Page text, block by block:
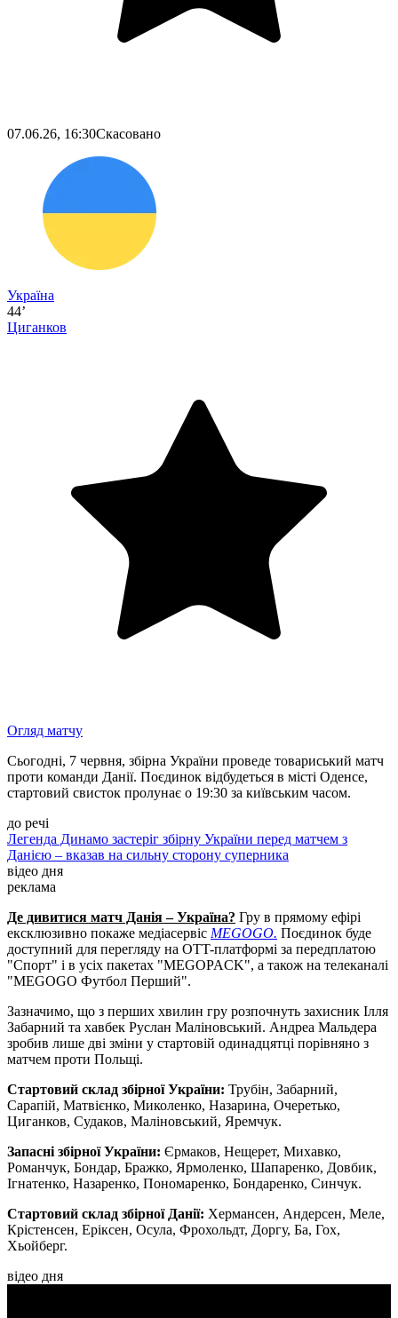
07.06.26, 16:30Скасовано
Україна
44’
Циганков
Огляд матчу
Сьогодні, 7 червня, збірна України проведе товариський матч
проти команди Данії. Поєдинок відбудеться в місті Оденсе,
стартовий свисток пролунає о 19:30 за київським часом.
до речі
Легенда Динамо застеріг збірну України перед матчем з
Данією – вказав на сильну сторону суперника
відео дня
реклама
Де дивитися матч Данія – Україна? Гру в прямому ефірі
ексклюзивно покаже медіасервіс MEGOGO. Поєдинок буде
доступний для перегляду на OTT-платформі за передплатою
"Спорт" і в усіх пакетах "MEGOPACK", а також на телеканалі
"MEGOGO Футбол Перший".
Зазначимо, що з перших хвилин гру розпочнуть захисник Ілля
Забарний та хавбек Руслан Маліновський. Андреа Мальдера
зробив лише дві зміни у стартовій одинадцятці порівняно з
матчем проти Польщі.
Стартовий склад збірної України: Трубін, Забарний,
Сарапій, Матвієнко, Миколенко, Назарина, Очеретько,
Циганков, Судаков, Маліновський, Яремчук.
Запасні збірної України: Єрмаков, Нещерет, Михавко,
Романчук, Бондар, Бражко, Ярмоленко, Шапаренко, Довбик,
Ігнатенко, Назаренко, Пономаренко, Бондаренко, Синчук.
Стартовий склад збірної Данії: Хермансен, Андерсен, Меле,
Крістенсен, Еріксен, Осула, Фрохольдт, Доргу, Ба, Гох,
Хьойберг.
відео дня